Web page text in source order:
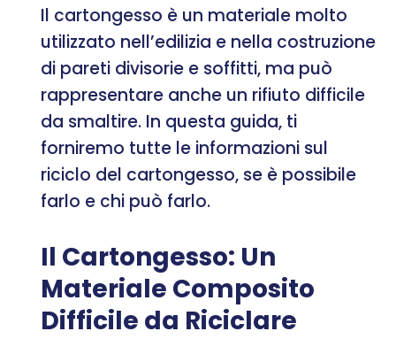
Il cartongesso è un materiale molto
utilizzato nell’edilizia e nella costruzione
di pareti divisorie e soffitti, ma può
rappresentare anche un rifiuto difficile
da smaltire. In questa guida, ti
forniremo tutte le informazioni sul
riciclo del cartongesso, se è possibile
farlo e chi può farlo.
Il Cartongesso: Un
Materiale Composito
Difficile da Riciclare